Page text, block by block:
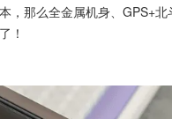
，那么全金属机身、GPS+
！